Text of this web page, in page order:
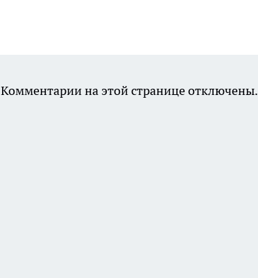
Комментарии на этой странице отключены.